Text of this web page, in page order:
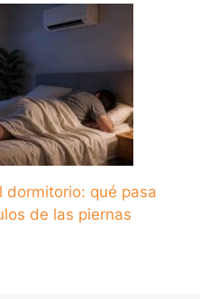
dormitorio: qué pasa
de las piernas